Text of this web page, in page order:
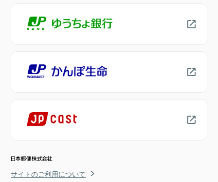
サイトのご利用について